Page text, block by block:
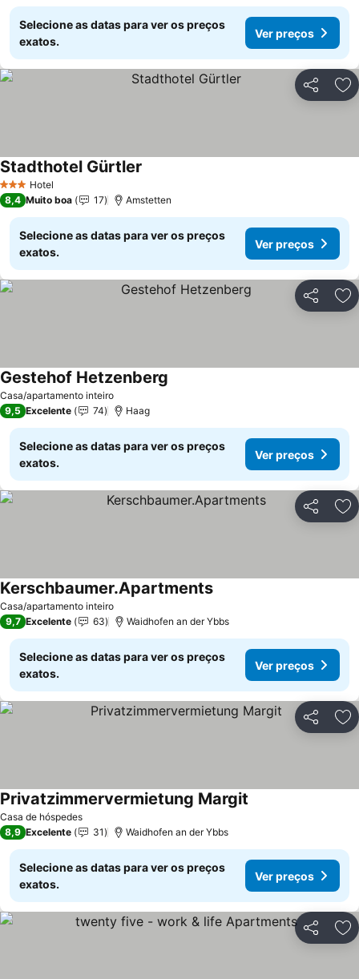
Selecione as datas para ver os preços
exatos.
Ver preços
Partilhar
3 EstrelasHotel
Stadthotel Gürtler
8,4 Muito boa 17 Amstetten
Selecione as datas para ver os preços
exatos.
Ver preços
Partilhar
Casa/apartamento inteiro
Gestehof Hetzenberg
9,5 Excelente 74 Haag
Selecione as datas para ver os preços
exatos.
Ver preços
Partilhar
Casa/apartamento inteiro
Kerschbaumer.Apartments
9,7 Excelente 63 Waidhofen an der Ybbs
Selecione as datas para ver os preços
exatos.
Ver preços
Partilhar
Casa de hóspedes
Privatzimmervermietung Margit
8,9 Excelente 31 Waidhofen an der Ybbs
Selecione as datas para ver os preços
exatos.
Ver preços
Partilhar